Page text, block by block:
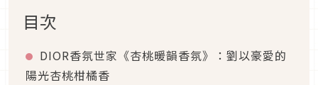
目次
DIOR香氛世家《杏桃暖韻香氛》：劉以豪愛的
陽光杏桃柑橘香